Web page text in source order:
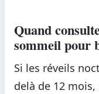
Quand
sommeil pour
Si les réveils
delà de 12